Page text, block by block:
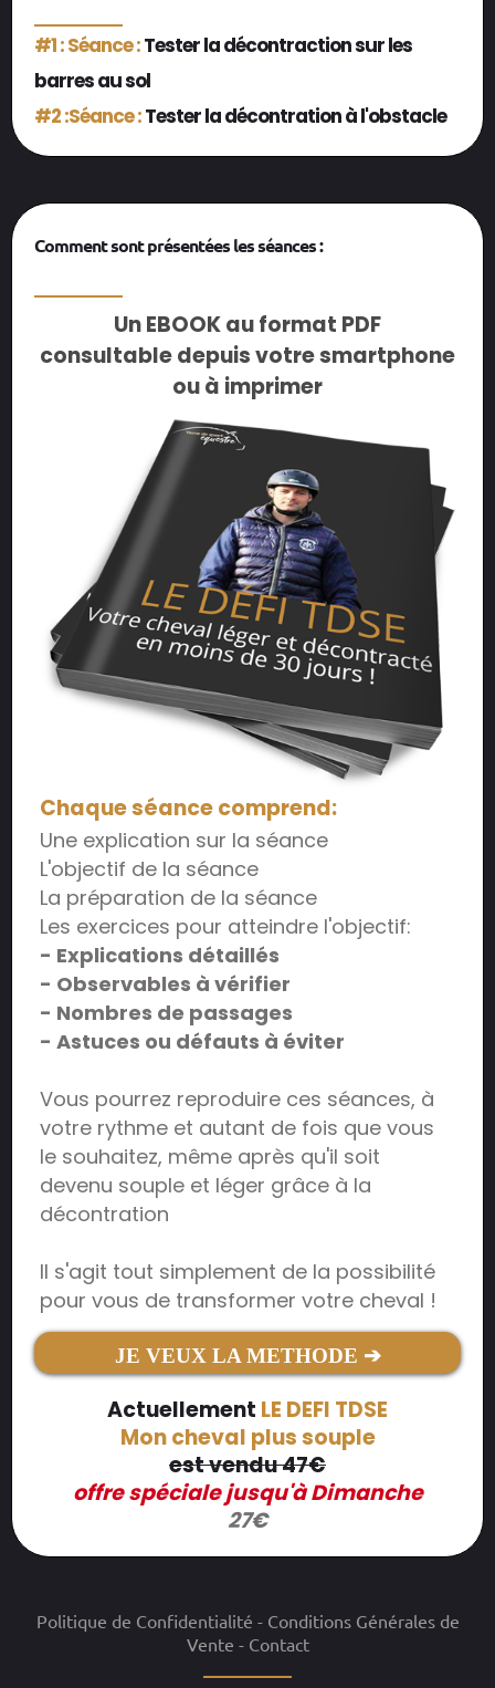
#1 : Séance :Tester la décontraction sur les
barres au sol
#2 :Séance :Tester la décontration à l'obstacle
Comment sont présentées les séances :
Un EBOOK au format PDF
consultable depuis votre smartphone
ou à imprimer
Chaque séance comprend:
Une explication sur la séance
L'objectif de la séance
La préparation de la séance
Les exercices pour atteindre l'objectif:
- Explications détaillés
- Observables à vérifier
- Nombres de passages
- Astuces ou défauts à éviter
Vous pourrez reproduire ces séances, à
votre rythme et autant de fois que vous
le souhaitez, même après qu'il soit
devenu souple et léger grâce à la
décontration
Il s'agit tout simplement de la possibilité
pour vous de transformer votre cheval !
JE VEUX LA METHODE ➔
Actuellement LE DEFI TDSE
Mon cheval plus souple
est vendu 47€
offre spéciale jusqu'à Dimanche
27€
Politique de Confidentialité - Conditions Générales de
Vente - Contact